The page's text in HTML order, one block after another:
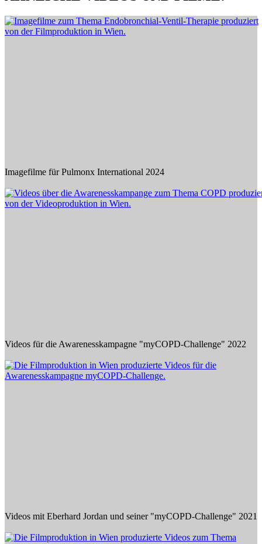
Imagefilme für Pulmonx International 2024
Videos für die Awarenesskampagne "myCOPD-Challenge" 2022
Videos mit Eberhard Jordan und seiner "myCOPD-Challenge" 2021